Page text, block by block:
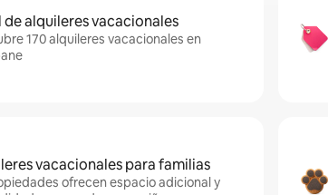
alquileres vacacionales
170 alquileres vacacionales en
vacacionales para familias
ofrecen espacio adicional y